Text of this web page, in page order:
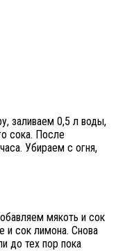
заливаем 0,5 л воды,
сока. После
Убираем с огня,
мякоть и сок
и сок лимона. Снова
до тех пор пока